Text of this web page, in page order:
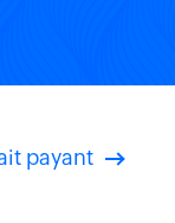
payant